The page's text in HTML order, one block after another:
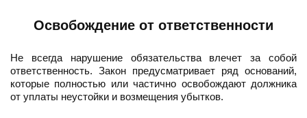
Освобождение от ответственности
Не всегда нарушение обязательства влечет за собой
ответственность. Закон предусматривает ряд оснований,
которые полностью или частично освобождают должника
от уплаты неустойки и возмещения убытков.